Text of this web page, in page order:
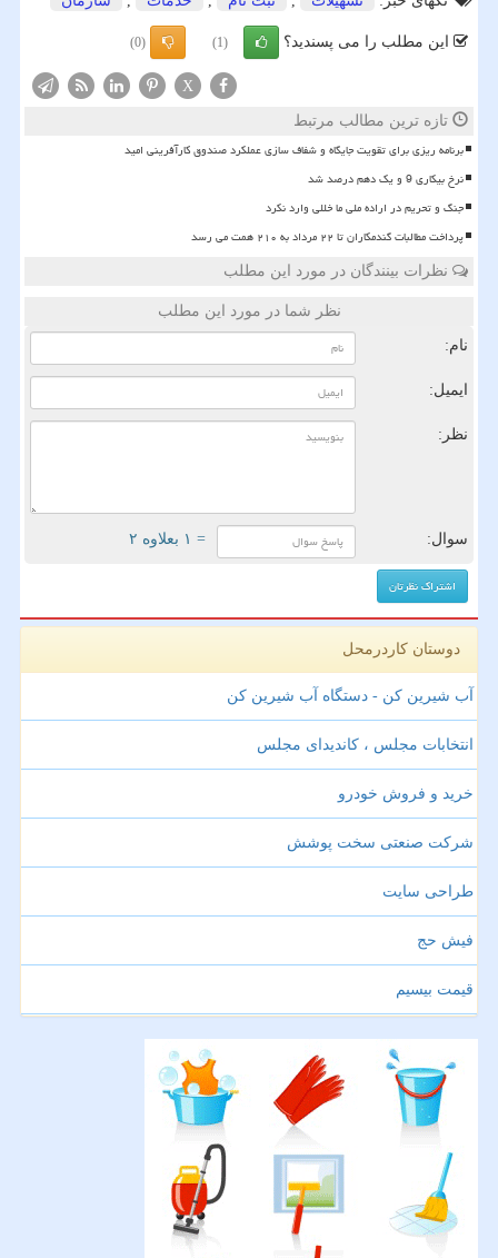
این مطلب را می پسندید؟ (1)
(0)
X
تازه ترین مطالب مرتبط
برنامه ریزی برای تقویت جایگاه و شفاف سازی عملکرد صندوق کارآفرینی امید
نرخ بیکاری 9 و یک دهم درصد شد
جنگ و تحریم در اراده ملی ما خللی وارد نکرد
پرداخت مطالبات گندمکاران تا ۲۲ مرداد به ۲۱۰ همت می رسد
نظرات بینندگان در مورد این مطلب
نظر شما در مورد این مطلب
نام:
ایمیل:
نظر:
سوال: = ۱ بعلاوه ۲
دوستان کاردرمحل
آب شیرین کن - دستگاه آب شیرین کن
انتخابات مجلس ، کاندیدای مجلس
خرید و فروش خودرو
شرکت صنعتی سخت پوشش
طراحی سایت
فیش حج
قیمت بیسیم